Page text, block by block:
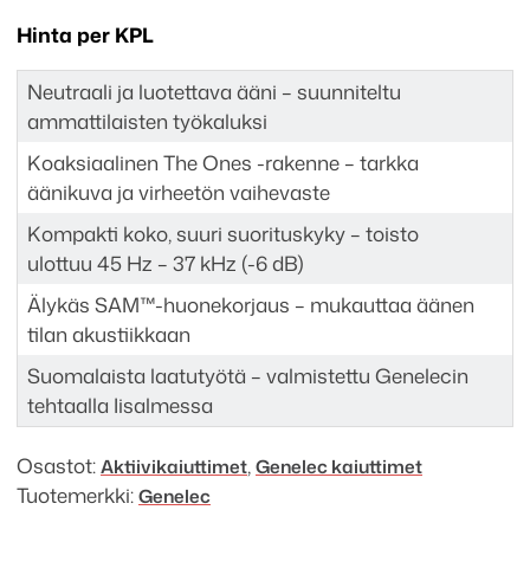
Hinta per KPL
Neutraali ja luotettava ääni – suunniteltu
ammattilaisten työkaluksi
Koaksiaalinen The Ones -rakenne – tarkka
äänikuva ja virheetön vaihevaste
Kompakti koko, suuri suorituskyky – toisto
ulottuu 45 Hz – 37 kHz (-6 dB)
Älykäs SAM™-huonekorjaus – mukauttaa äänen
tilan akustiikkaan
Suomalaista laatutyötä – valmistettu Genelecin
tehtaalla Iisalmessa
Osastot:Aktiivi­kaiuttimet,Genelec kaiuttimet
Tuotemerkki:Genelec